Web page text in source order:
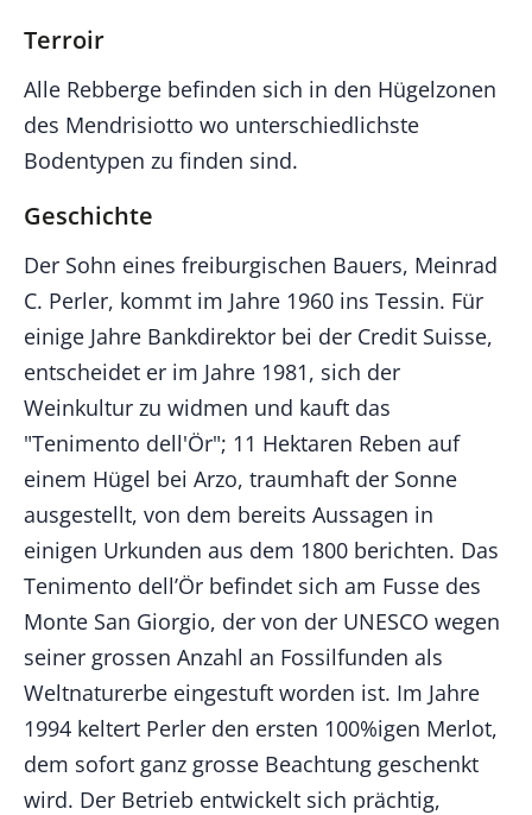
Terroir
Alle Rebberge befinden sich in den Hügelzonen
des Mendrisiotto wo unterschiedlichste
Bodentypen zu finden sind.
Geschichte
Der Sohn eines freiburgischen Bauers, Meinrad
C. Perler, kommt im Jahre 1960 ins Tessin. Für
einige Jahre Bankdirektor bei der Credit Suisse,
entscheidet er im Jahre 1981, sich der
Weinkultur zu widmen und kauft das
"Tenimento dell'Ör"; 11 Hektaren Reben auf
einem Hügel bei Arzo, traumhaft der Sonne
ausgestellt, von dem bereits Aussagen in
einigen Urkunden aus dem 1800 berichten. Das
Tenimento dell’Ör befindet sich am Fusse des
Monte San Giorgio, der von der UNESCO wegen
seiner grossen Anzahl an Fossilfunden als
Weltnaturerbe eingestuft worden ist. Im Jahre
1994 keltert Perler den ersten 100%igen Merlot,
dem sofort ganz grosse Beachtung geschenkt
wird. Der Betrieb entwickelt sich prächtig,